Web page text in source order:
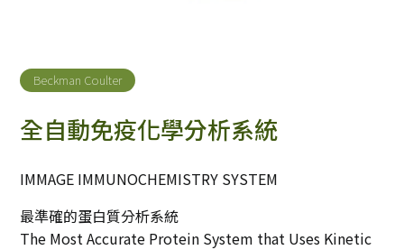
Beckman Coulter
全自動免疫化學分析系統
IMMAGE IMMUNOCHEMISTRY SYSTEM
最準確的蛋白質分析系統
The Most Accurate Protein System that Uses Kinetic